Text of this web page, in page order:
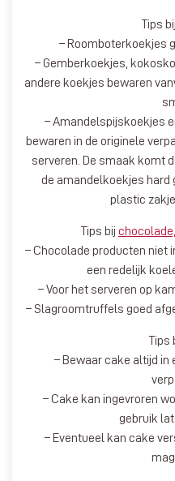
Tips bij
– Roomboterkoekjes
– Gemberkoekjes,
andere koekjes bewaren
– Amandelspijskoekjes
bewaren in de originele
serveren. De smaak komt
de amandelkoekjes hard
plastic
Tips bij
– Chocolade producten niet
een redelijk
– Voor het serveren op
– Slagroomtruffels goed
Tips
– Bewaar cake altijd
– Cake kan ingevroren
gebruik
– Eventueel kan cake